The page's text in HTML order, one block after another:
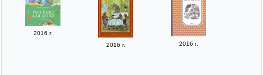
2016 г.
2016 г.
2016 г.